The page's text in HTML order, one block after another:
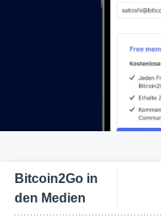
Bitcoin2Go in
den Medien